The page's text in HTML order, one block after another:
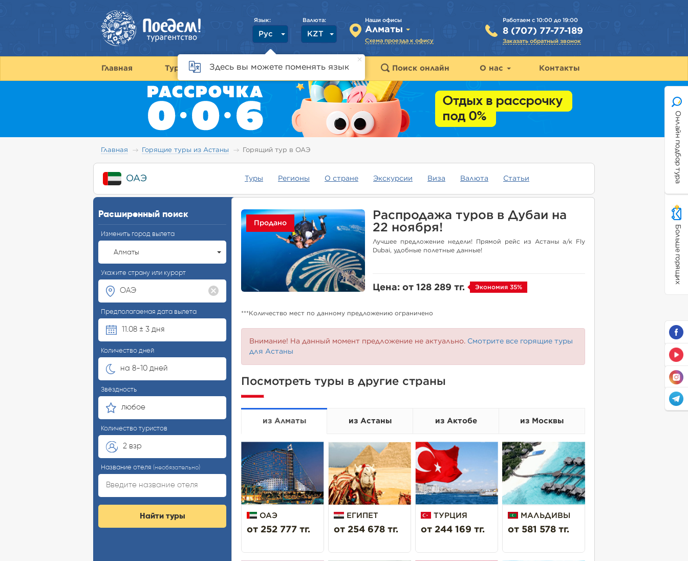
Работаем с 10:00 до 19:00
8 (707) 77-77-189
Заказать обратный звонок
Наши офисы
Алматы
Схема проезда к офису
Валюта:
KZT
Язык:
Рус
Здесь вы можете поменять язык
Главная Туры Страны Горящие туры Поиск онлайн О нас Контакты
Онлайн подбор тура
Больше горящих
Главная Горящие туры из Астаны Горящий тур в ОАЭ
ОАЭ Туры Регионы О стране Экскурсии Виза Валюта Статьи
Расширенный поиск
Изменить город вылета
Алматы
Укажите страну или курорт
Предполагаемая дата вылета
11.08 ± 3 дня
Количество дней
на 8-10 дней
Звёздность
любое
Количество туристов
2 взр
Название отеля (необязательно)
Найти туры
Продано
Распродажа туров в Дубаи на
22 ноября!
Лучшее предложение недели! Прямой рейс из Астаны а/к Fly
Dubai, удобные полетные данные!
Цена: от 128 289 тг. Экономия 35%
***Количество мест по данному предложению ограничено
Внимание! На данный момент предложение не актуально. Смотрите все горящие туры
для Астаны
Посмотреть туры в другие страны
из Алматы из Астаны из Актобе из Москвы
ОАЭ
от 252 777 тг.
ЕГИПЕТ
от 254 678 тг.
ТУРЦИЯ
от 244 169 тг.
МАЛЬДИВЫ
от 581 578 тг.